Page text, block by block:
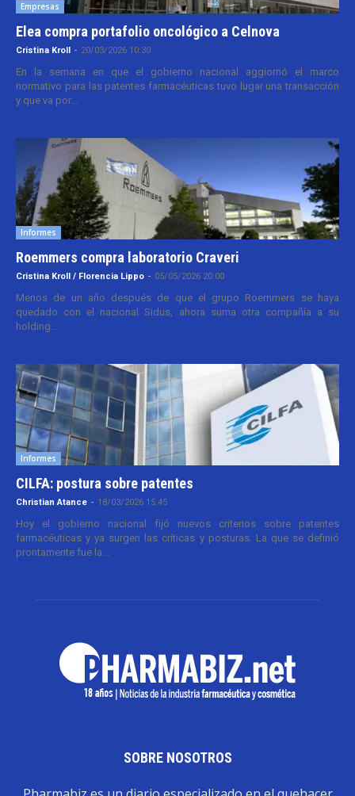
Empresas
Elea compra portafolio oncológico a Celnova
Cristina Kroll - 20/03/2026 10:30
En la semana en que el gobierno nacional aggiornó el marco
normativo para las patentes farmacéuticas tuvo lugar una transacción
y que va por...
Informes
Roemmers compra laboratorio Craveri
Cristina Kroll / Florencia Lippo - 05/05/2026 20:00
Menos de un año después de que el grupo Roemmers se haya
quedado con el nacional Sidus, ahora suma otra compañía a su
holding....
Informes
CILFA: postura sobre patentes
Christian Atance - 18/03/2026 15:45
Hoy el gobierno nacional fijó nuevos criterios sobre patentes
farmacéuticas y ya surgen las críticas y posturas. La que se definió
prontamente fue la...
SOBRE NOSOTROS